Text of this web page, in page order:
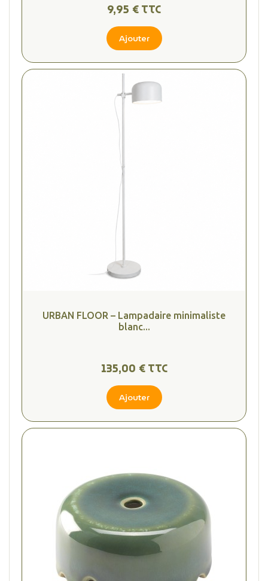
9,95 € TTC
Ajouter
URBAN FLOOR – Lampadaire minimaliste
blanc...
135,00 € TTC
Ajouter